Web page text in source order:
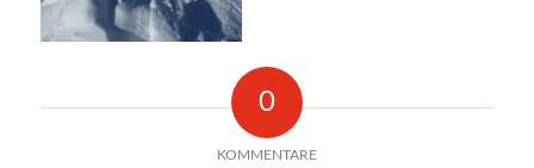
0
KOMMENTARE